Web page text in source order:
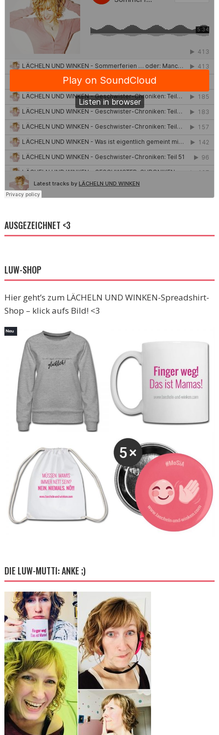
AUSGEZEICHNET <3
LUW-SHOP
Hier geht’s zum LÄCHELN UND WINKEN-Spreadshirt-
Shop – klick aufs Bild! <3
DIE LUW-MUTTI: ANKE ;)